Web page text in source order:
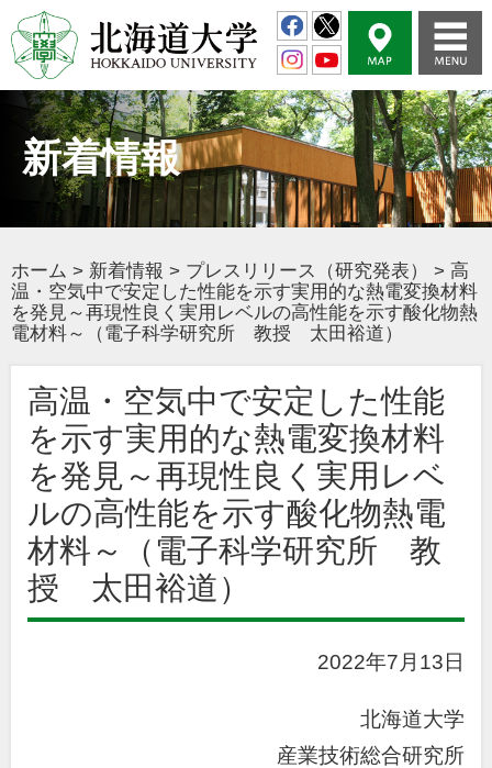
新着情報
ホーム > 新着情報 > プレスリリース（研究発表） > 高
温・空気中で安定した性能を示す実用的な熱電変換材料
を発見～再現性良く実用レベルの高性能を示す酸化物熱
電材料～（電子科学研究所 教授 太田裕道）
高温・空気中で安定した性能
を示す実用的な熱電変換材料
を発見～再現性良く実用レベ
ルの高性能を示す酸化物熱電
材料～（電子科学研究所 教
授 太田裕道）
2022年7月13日
北海道大学
産業技術総合研究所